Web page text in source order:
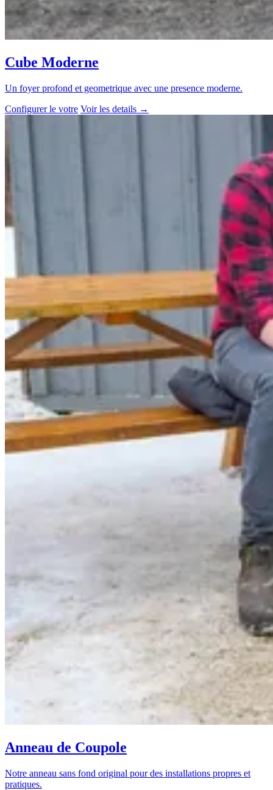
Cube Moderne
Un foyer profond et geometrique avec une presence moderne.
Configurer le votre Voir les details →
Anneau de Coupole
Notre anneau sans fond original pour des installations propres et
pratiques.